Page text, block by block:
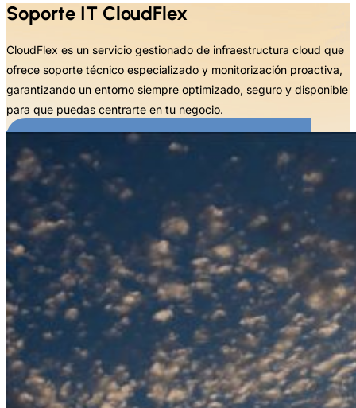
Soporte IT CloudFlex
CloudFlex es un servicio gestionado de infraestructura cloud que
ofrece soporte técnico especializado y monitorización proactiva,
garantizando un entorno siempre optimizado, seguro y disponible
para que puedas centrarte en tu negocio.
SOLICITAR UNA PRUEBA DE CONCEPTO